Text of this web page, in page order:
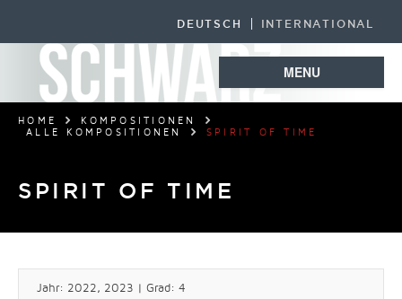
DEUTSCH INTERNATIONAL
MENU
HOME
KOMPOSITIONEN
ALLE KOMPOSITIONEN
SPIRIT OF TIME
SPIRIT OF TIME
Jahr: 2022, 2023 | Grad: 4